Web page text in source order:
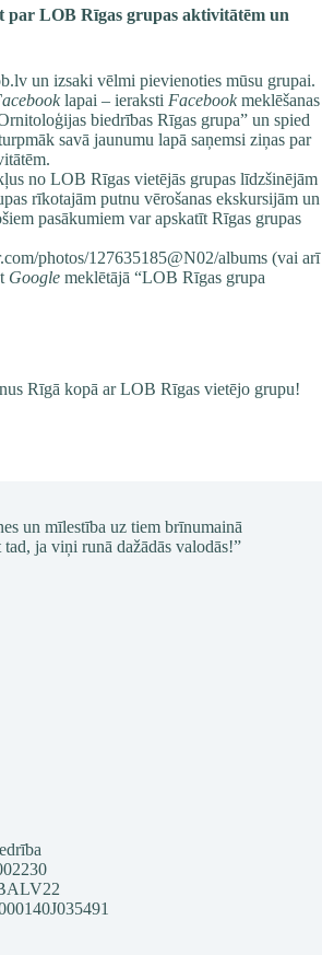
par LOB Rīgas grupas aktivitātēm un
un izsaki vēlmi pievienoties mūsu grupai.
lapai – ieraksti Facebookmeklēšanas
biedrības Rīgas grupa” un spied
savā jaunumu lapā saņemsi ziņas par
no LOB Rīgas vietējās grupas līdzšinējām
rīkotajām putnu vērošanas ekskursijām un
pasākumiem var apskatīt Rīgas grupas
photos/127635185@N02/albums (vai arī
Google meklētājā “LOB Rīgas grupa
Rīgā kopā ar LOB Rīgas vietējo grupu!
un mīlestība uz tiem brīnumainā
ja viņi runā dažādās valodās!”